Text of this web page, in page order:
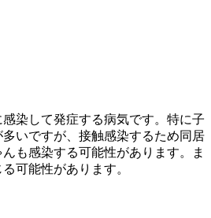
染して発症する病気です。特に子
いですが、接触感染するため同居
も感染する可能性があります。ま
可能性があります。